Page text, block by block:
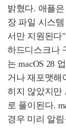
밝혔다. 애플
장 파일 시스
서만 지원된다
하드디스크나
는 macOS 28
거나 재포맷해
히지 않았지만
로 풀이된다.
경우 미리 알